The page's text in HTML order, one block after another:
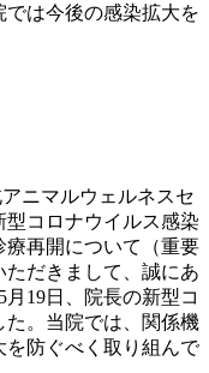
では今後の感染拡大を
ニマルウェルネスセ
コロナウイルス感染
再開について（重要
だきまして、誠にあ
19日、院長の新型コ
た。当院では、関係機
防ぐべく取り組んで